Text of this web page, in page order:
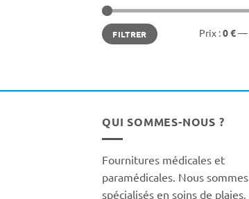
Prix
min
Prix
maxFILTRER Prix :0 €—
QUI SOMMES-NOUS ?
Fournitures médicales et
paramédicales. Nous sommes
spécialisés en soins de plaies,